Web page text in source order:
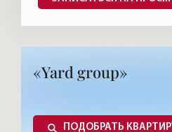
«Yard group»
ПОДОБРАТЬ